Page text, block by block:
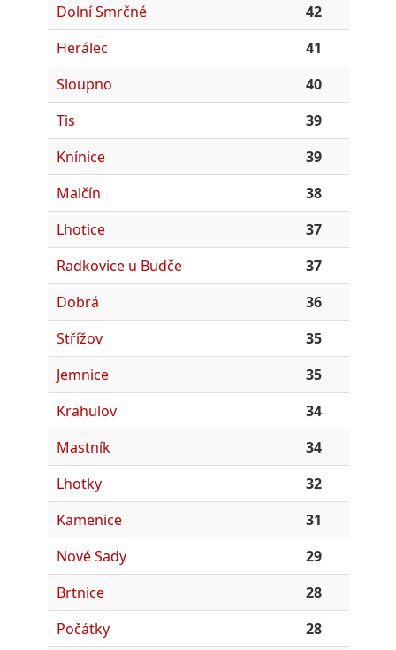
Dolní Smrčné
42
Herálec
41
Sloupno
40
Tis
39
Knínice
39
Malčín
38
Lhotice
37
Radkovice u Budče
37
Dobrá
36
Střížov
35
Jemnice
35
Krahulov
34
Mastník
34
Lhotky
32
Kamenice
31
Nové Sady
29
Brtnice
28
Počátky
28